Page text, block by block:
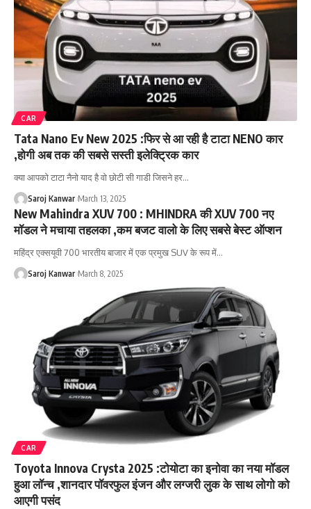
CAR
Tata Nano Ev New 2025 :फिर से आ रही है टाटा NENO कार
,होगी अब तक की सबसे सस्ती इलेक्ट्रिक कार
क्या आपको टाटा नैनो याद है वो छोटी सी गाडी जिसने हर…
Saroj Kanwar March 13, 2025
New Mahindra XUV 700 : MHINDRA की XUV 700 नए
मॉडल ने मचाया तहलका ,कम बजट वालो के लिए सबसे बेस्ट ऑप्शन
महिंद्र एक्सयूवी 700 भारतीय बाजार में एक प्रमुख SUV के रूप में…
Saroj Kanwar March 8, 2025
CAR
Toyota Innova Crysta 2025 :टोयोटा का इनोवा का नया मॉडल
हुआ लॉन्च ,शानदार पॉवरफुल इंजन और लग्जरी लुक के साथ लोगो को
आएगी पसंद